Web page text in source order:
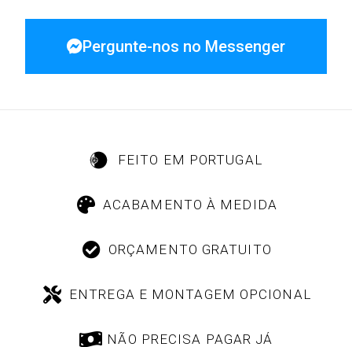
Pergunte-nos no Messenger
FEITO EM PORTUGAL
ACABAMENTO À MEDIDA
ORÇAMENTO GRATUITO
ENTREGA E MONTAGEM OPCIONAL
NÃO PRECISA PAGAR JÁ